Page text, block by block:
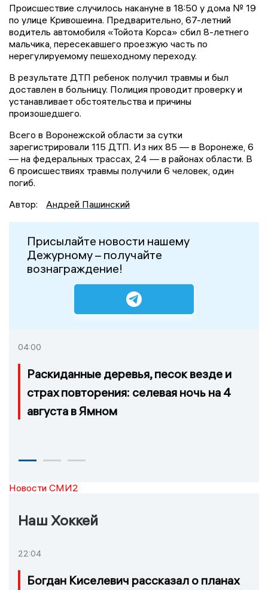
Происшествие случилось накануне в 18:50 у дома № 19
по улице Кривошеина. Предварительно, 67-летний
водитель автомобиля «Тойота Корса» сбил 8-летнего
мальчика, пересекавшего проезжую часть по
нерегулируемому пешеходному переходу.
В результате ДТП ребенок получил травмы и был
доставлен в больницу. Полиция проводит проверку и
устанавливает обстоятельства и причины
произошедшего.
Всего в Воронежской области за сутки
зарегистрировали 115 ДТП. Из них 85 — в Воронеже, 6
— на федеральных трассах, 24 — в районах области. В
6 происшествиях травмы получили 6 человек, один
погиб.
Автор:
Андрей Пашинский
Присылайте новости нашему
Дежурному – получайте
вознаграждение!
04:00
Раскиданные деревья, песок везде и
страх повторения: селевая ночь на 4
августа в Ямном
Новости СМИ2
Наш Хоккей
22:04
Богдан Киселевич рассказал о планах